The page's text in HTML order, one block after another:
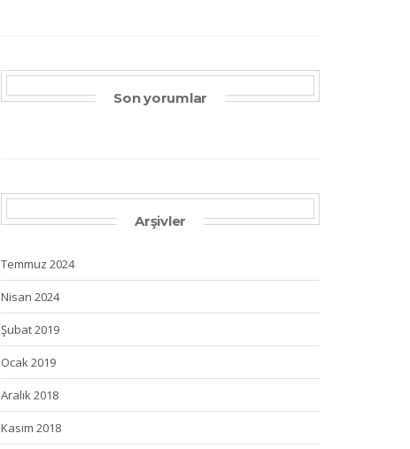
Son yorumlar
Arşivler
Temmuz 2024
Nisan 2024
Şubat 2019
Ocak 2019
Aralık 2018
Kasım 2018